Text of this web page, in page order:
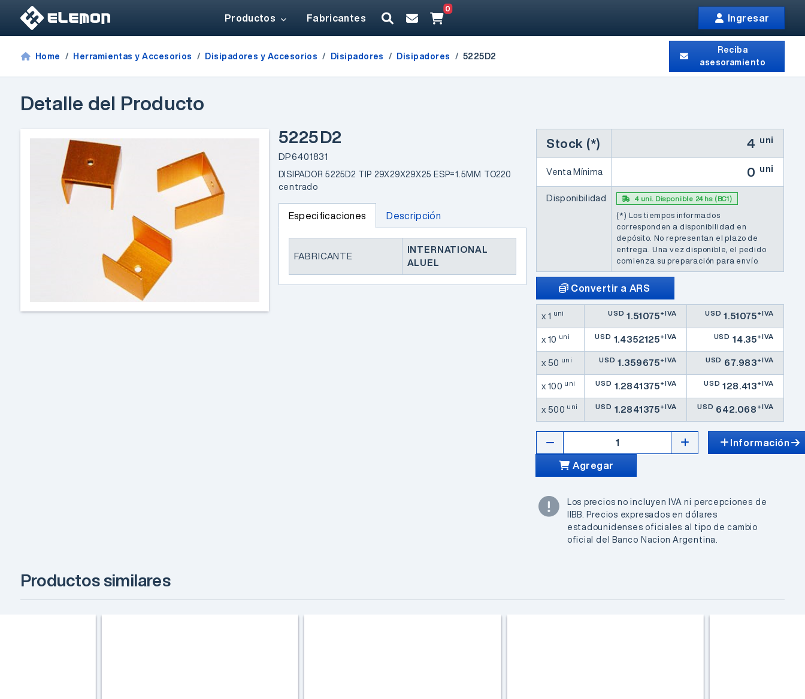
Productos Fabricantes
0
Ingresar
Home Herramientas y Accesorios Disipadores y Accesorios Disipadores Disipadores 5225D2
Reciba
asesoramiento
Detalle del Producto
5225D2
DP6401831
DISIPADOR 5225D2 TIP 29X29X29X25 ESP=1.5MM TO220
centrado
Especificaciones Descripción
FABRICANTE
INTERNATIONAL
ALUEL
Stock (*) 4 uni
Venta Mínima 0 uni
Disponibilidad 4 uni. Disponible 24 hs (BC1)
(*) Los tiempos informados
corresponden a disponibilidad en
depósito. No representan el plazo de
entrega. Una vez disponible, el pedido
comienza su preparación para envío.
Convertir a ARS
x 1 uni USD 1.51075+IVA USD 1.51075+IVA
x 10 uni USD 1.4352125+IVA USD 14.35+IVA
x 50 uni USD 1.359675+IVA USD 67.983+IVA
x 100 uni USD 1.2841375+IVA USD 128.413+IVA
x 500 uni USD 1.2841375+IVA USD 642.068 +IVA
Agregar
Información
Los precios no incluyen IVA ni percepciones de
IIBB. Precios expresados en dólares
estadounidenses oficiales al tipo de cambio
oficial del Banco Nacion Argentina.
Productos similares